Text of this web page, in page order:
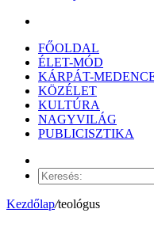
FŐOLDAL
ÉLET-MÓD
KÁRPÁT-
KÖZÉLET
KULTÚRA
NAGYVILÁG
PUBLICISZTIKA
cikk
Kezdőlap/teológus